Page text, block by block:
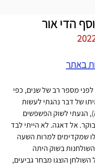
הדי אור
באתר
מספר רב של שנים, כפי
של דבר נהגתי לעשות
הגעתי לשוק הפשפשים
לפנות בוקר. אל דאגה. לא הייתי לבד
שמקדימים למרות השעה
בשוק היתה
הוצגו מבחר גביעים,